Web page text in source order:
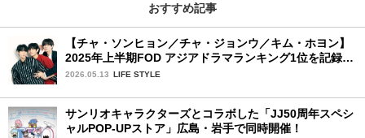
おすすめ記事
【チャ・ソンヒョン／チャ・ジョンウ／キム・ホヨン】
2025年上半期FOD アジアドラマランキング1位を記録！
韓国BLドラマ「秘密の間柄」出演の3人に来日記念イン
2026.05.13 LIFE STYLE
サンリオキャラクターズとコラボした「JJ50周年スペシ
ャルPOP-UPストア」広島・岩手で同時開催！